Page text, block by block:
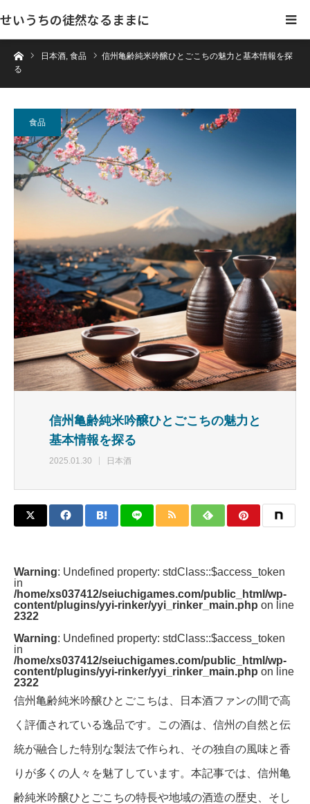
せいうちの徒然なるままに
ホーム日本酒, 食品
信州亀齢純米吟醸ひとごこちの魅力と基本情報を探
る
食品
信州亀齢純米吟醸ひとごこちの魅力と
基本情報を探る
2025.01.30 日本酒
Warning: Undefined property: stdClass::$access_token
in
/home/xs037412/seiuchigames.com/public_html/wp-
content/plugins/yyi-rinker/yyi_rinker_main.php on line
2322
Warning: Undefined property: stdClass::$access_token
in
/home/xs037412/seiuchigames.com/public_html/wp-
content/plugins/yyi-rinker/yyi_rinker_main.php on line
2322
信州亀齢純米吟醸ひとごこちは、日本酒ファンの間で高
く評価されている逸品です。この酒は、信州の自然と伝
統が融合した特別な製法で作られ、その独自の風味と香
りが多くの人々を魅了しています。本記事では、信州亀
齢純米吟醸ひとごこちの特長や地域の酒造の歴史、そし